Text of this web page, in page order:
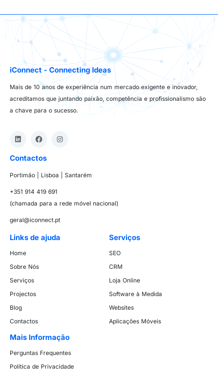
iConnect - Connecting Ideas
Mais de 10 anos de experiência num mercado exigente e inovador,
acreditamos que juntando paixão, competência e profissionalismo são
a chave para o sucesso.
Contactos
Portimão | Lisboa | Santarém
+351 914 419 691
(chamada para a rede móvel nacional)
geral@iconnect.pt
Links de ajuda
Home
Sobre Nós
Serviços
Projectos
Blog
Contactos
Serviços
SEO
CRM
Loja Online
Software à Medida
Websites
Aplicações Móveis
Mais Informação
Perguntas Frequentes
Política de Privacidade